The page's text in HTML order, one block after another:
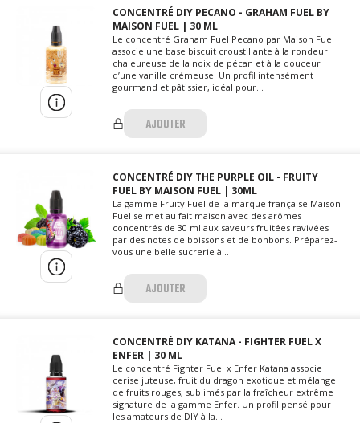
CONCENTRÉ DIY PECANO - GRAHAM FUEL BY
MAISON FUEL | 30 ML
Le concentré Graham Fuel Pecano par Maison Fuel
associe une base biscuit croustillante à la rondeur
chaleureuse de la noix de pécan et à la douceur
d’une vanille crémeuse. Un profil intensément
gourmand et pâtissier, idéal pour...
AJOUTER
CONCENTRÉ DIY THE PURPLE OIL - FRUITY
FUEL BY MAISON FUEL | 30ML
La gamme Fruity Fuel de la marque française Maison
Fuel se met au fait maison avec des arômes
concentrés de 30 ml aux saveurs fruitées ravivées
par des notes de boissons et de bonbons. Préparez-
vous une belle sucrerie à...
AJOUTER
CONCENTRÉ DIY KATANA - FIGHTER FUEL X
ENFER | 30 ML
Le concentré Fighter Fuel x Enfer Katana associe
cerise juteuse, fruit du dragon exotique et mélange
de fruits rouges, sublimés par la fraîcheur extrême
signature de la gamme Enfer. Un profil pensé pour
les amateurs de DIY à la...